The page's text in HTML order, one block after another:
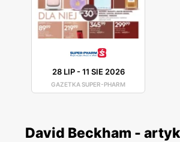
28 LIP-11 SIE 2026
GAZETKA SUPER-PHARM
David Beckham -